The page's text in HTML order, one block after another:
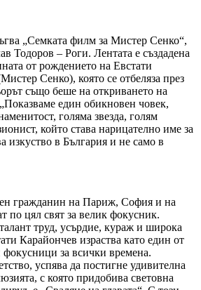
„Семката филм за Мистер Сенко“,
Тодоров – Роги. Лентата е създадена
от рождението на Евстати
Сенко), която се отбеляза през
също беше на откриването на
един обикновен човек,
голяма звезда, голям
който става нарицателно име за
изкуство в България и не само в
гражданин на Париж, София и на
по цял свят за велик фокусник.
труд, усърдие, кураж и широка
Карайончев израства като един от
за всички времена.
успява да постигне удивителна
с която придобива световна